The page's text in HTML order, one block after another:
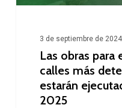
deterioradas
Orusco
3 de septiembre de 2024
Las obras para
calles más
estarán
2025